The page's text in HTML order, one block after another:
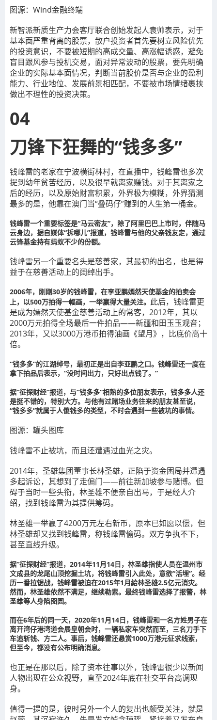
图源：Wind金融终端
新智派新质生产力会客厅联合创始发起人袁帅表示，对于
基本面严重背离的股票，散户投资者首先要树立风险优先
的投资意识，不要被短期的高成交量、高涨幅诱惑，避免
盲目跟风参与投机交易，面对异常波动的股票，要先明确
企业的实际基本面情况，判断当前股价是否与企业的盈利
能力、行业地位、发展前景相匹配，不要被市场情绪裹挟
做出不理性的投资决策。
04
刀锋下狂舞的“钱多多”
钱峰雷的老家在宁波横街林村，在直播中，钱峰雷也多次
提到幼年贫苦经历，以及很早就离家赚钱。对于其离家之
后的经历，以及原始财富积累，外界极为模糊，外界猜测
最多的是，他靠在澳门当“叠码仔”赚到的人生第一桶金。
钱峰雷一个重要标签是“马云密友”，除了阿里巴巴上市时，伴随马
云身边，据自媒体“拆哪儿”报道，钱峰雷与他的父亲钱友定，通过
云锋基金持有蚂蚁不少的份额。
钱峰雷另一个重要名头是慈善家，其最初的出名，也是得
益于在慈善活动上的阔绰出手。
2006年，刚刚30岁的钱峰雷，在李亚鹏嫣然天使基金的拍卖会
上，以500万拍得一幅画，一举赢得大量关注。 此后，钱峰雷更
是成为嫣然天使基金慈善活动上的常客，2012年，其以
2000万元拍得全场最后一件拍品——新疆和田玉玉观音；
2013年，又以3000万港币拍得油画《望月》，比底价高十
倍。
“钱多多”的江湖绰号，最初正是出自李亚鹏之口。钱峰雷还一度在
拿下拍品后表示，“没时间出力，只好出点钱了。”
据“征探财经”报道，与“钱多多”相熟的多位朋友表示，钱多多人还
是挺不错的，特别大方。与他有过赌场业务往来的朋友甚至说，
“钱多多”就属于人傻钱多的类型，不时会遇到一些被坑的事情。
图源：罐头图库
钱峰雷不止被坑，而且还遭遇过血光之灾。
2014年，圣雄集团董事长林圣雄，正陷于资金困局并遭遇
多起诉讼，其想到了走偏门——前往新加坡参与赌博。但
碍于当时一些头衔，林圣雄不便亲自出马，于是经人介
绍，找到钱峰雷为其提供筹码。
林圣雄一举赢了4200万元左右新币，原本已如愿以偿，但
林圣雄却又找到钱峰雷，称钱峰雷偷码。双方争执不下，
甚至直线升级。
据“征探财经”报道，2014年11月14日，林圣雄指使人员在温州市
文成县的龙尾山顶挖掘土坑，将钱峰雷引入此处，意欲“活埋”。经
历一番拉锯战，钱峰雷被迫在2015年1月給林圣雄2.5亿元消灾。
然而，林圣雄依然不满足，继续勒索。最终钱峰雷选择了报警，林
圣雄等人身陷囹圄。
而在6年后的同一天，2020年11月14日，钱峰雷和一名方姓男子在
离开湾仔港湾道会展皇朝会时，一辆私家车突然而至，三名刀手下
车追斩钱、方二人。事后，钱峰雷还悬赏1000万港元征求线索，
但至今，都没有公布明确消息。
也正是在那以后，除了资本往事以外，钱峰雷很少以新闻
人物出现在公众视野，直至2024年底在社交平台高调现
身。
值得一提的是，彼时另外一个人的复出也颇受关注，就是